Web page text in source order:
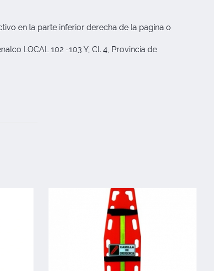
en la parte inferior derecha de la pagina o
LOCAL 102 -103 Y, Cl. 4, Provincia de